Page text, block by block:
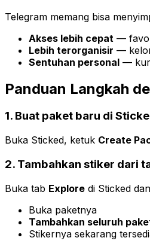
Telegram memang bisa
Akses lebih cepat —
Lebih terorganisir —
Sentuhan personal —
Panduan Langkah
1. Buat paket baru di
Buka Sticked, ketuk Create
2. Tambahkan stiker dari
Buka tab Explore di Sticked
Buka paketnya
Tambahkan seluruh
Stikernya sekarang